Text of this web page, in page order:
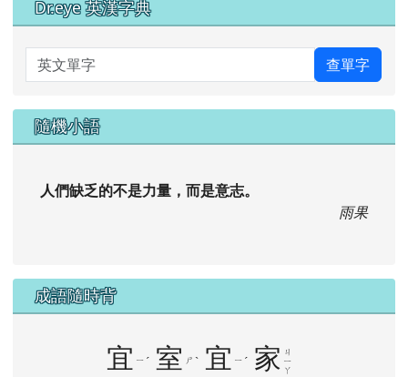
Dr.eye 英漢字典
英文單字 查單字
隨機小語
人們缺乏的不是力量，而是意志。
雨果
成語隨時背
宜 ㄧ ˊ 室 ㄕ ˋ 宜 ㄧ ˊ 家 ㄐ
ㄧ
ㄚ